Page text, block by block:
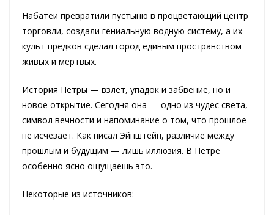
Набатеи превратили пустыню в процветающий центр
торговли, создали гениальную водную систему, а их
культ предков сделал город единым пространством
живых и мёртвых.
История Петры — взлёт, упадок и забвение, но и
новое открытие. Сегодня она — одно из чудес света,
символ вечности и напоминание о том, что прошлое
не исчезает. Как писал Эйнштейн, различие между
прошлым и будущим — лишь иллюзия. В Петре
особенно ясно ощущаешь это.
Некоторые из источников: